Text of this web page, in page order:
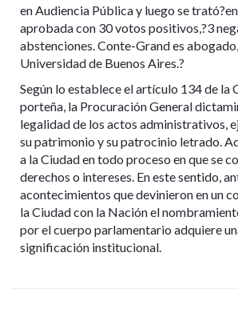
en Audiencia Pública y luego se
aprobada con 30 votos positivos,?3
abstenciones. Conte-Grand es
Universidad de Buenos Aires.?
Según lo establece el artículo 134 de la
porteña, la Procuración General
legalidad de los actos administrativos,
su patrimonio y su patrocinio letrado.
a la Ciudad en todo proceso en que se
derechos o intereses. En este sentido,
acontecimientos que devinieron en un
la Ciudad con la Nación el
por el cuerpo parlamentario adquiere
significación institucional.